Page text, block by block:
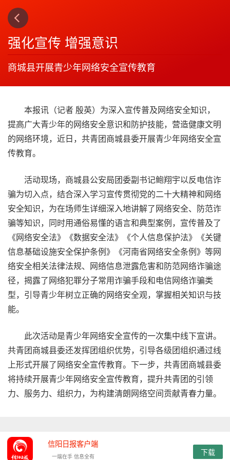
强化宣传 增强意识
商城县开展青少年网络安全宣传教育
本报讯（记者 殷英）为深入宣传普及网络安全知识，
提高广大青少年的网络安全意识和防护技能，营造健康文明
的网络环境，近日，共青团商城县委开展青少年网络安全宣
传教育。
活动现场，商城县公安局团委副书记鲍翔宇以反电信诈
骗为切入点，结合深入学习宣传贯彻党的二十大精神和网络
安全知识，为在场师生详细深入地讲解了网络安全、防范诈
骗等知识，同时用通俗易懂的语言和典型案例，宣传普及了
《网络安全法》《数据安全法》《个人信息保护法》《关键
信息基础设施安全保护条例》《河南省网络安全条例》等网
络安全相关法律法规、网络信息泄露危害和防范网络诈骗途
径，揭露了网络犯罪分子常用诈骗手段和电信网络诈骗类
型，引导青少年树立正确的网络安全观，掌握相关知识与技
能。
此次活动是青少年网络安全宣传的一次集中线下宣讲。
共青团商城县委还发挥团组织优势，引导各级团组织通过线
上形式开展了网络安全宣传教育。下一步，共青团商城县委
将持续开展青少年网络安全宣传教育，提升共青团的引领
力、服务力、组织力，为构建清朗网络空间贡献青春力量。
信阳日报客户端
一端在手 信息全有 下载